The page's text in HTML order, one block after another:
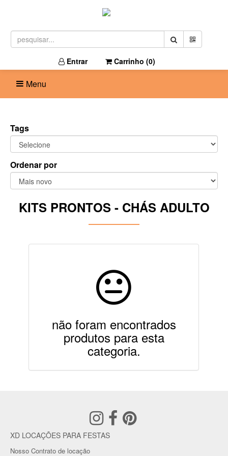
Entrar Carrinho (0)
Menu
Tags
Ordenar por
KITS PRONTOS - CHÁS ADULTO
não foram encontrados
produtos para esta
categoria.
XD LOCAÇÕES PARA FESTAS
Nosso Contrato de locação